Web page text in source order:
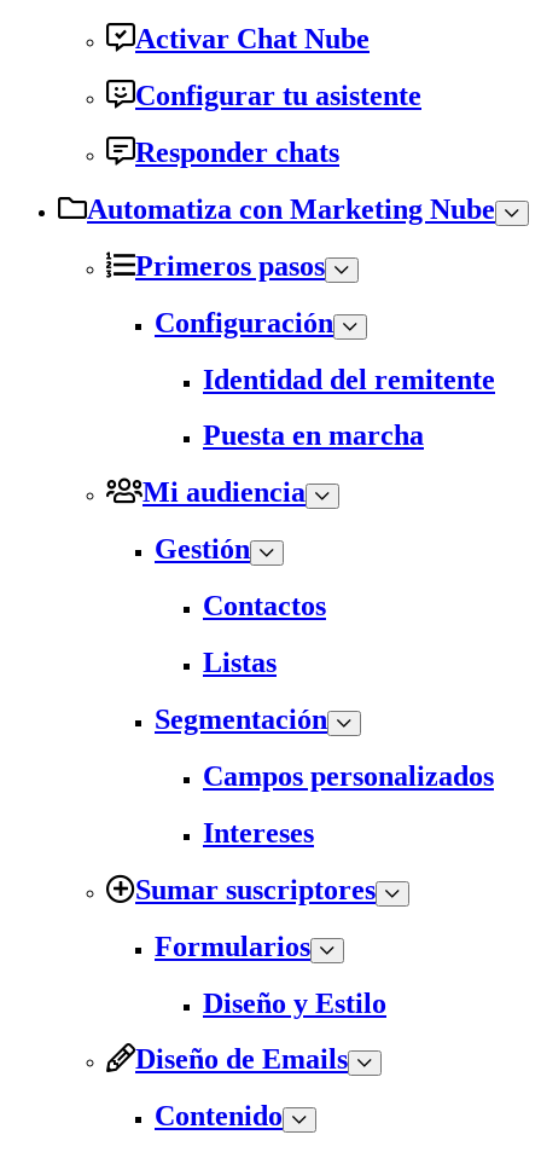
Activar Chat Nube
Configurar tu asistente
Responder chats
Automatiza con Marketing Nube
Primeros pasos
Configuración
Identidad del remitente
Puesta en marcha
Mi audiencia
Gestión
Contactos
Listas
Segmentación
Campos personalizados
Intereses
Sumar suscriptores
Formularios
Diseño y Estilo
Diseño de Emails
Contenido